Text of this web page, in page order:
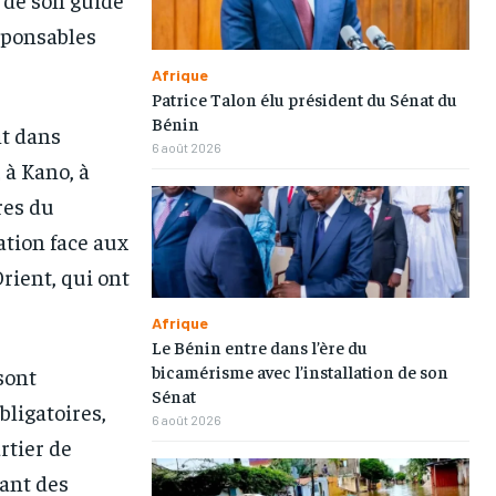
dans
Kano, à
du
face aux
qui ont
de
des
Afrique
Patrice Talon élu président du Sénat du
Bénin
6 août 2026
Afrique
Le Bénin entre dans l’ère du
bicamérisme avec l’installation de son
Sénat
6 août 2026